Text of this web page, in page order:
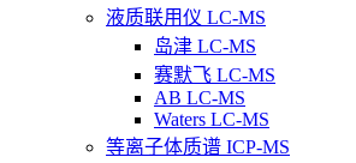
液质联用仪 LC-MS
岛津 LC-MS
赛默飞 LC-MS
AB LC-MS
Waters LC-MS
等离子体质谱 ICP-MS